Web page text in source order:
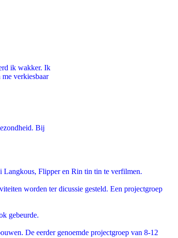
ik wakker. Ik
verkiesbaar
Bij
Langkous, Flipper en Rin tin tin te verfilmen.
worden ter dicussie gesteld. Een projectgroep
gebeurde.
De eerder genoemde projectgroep van 8-12